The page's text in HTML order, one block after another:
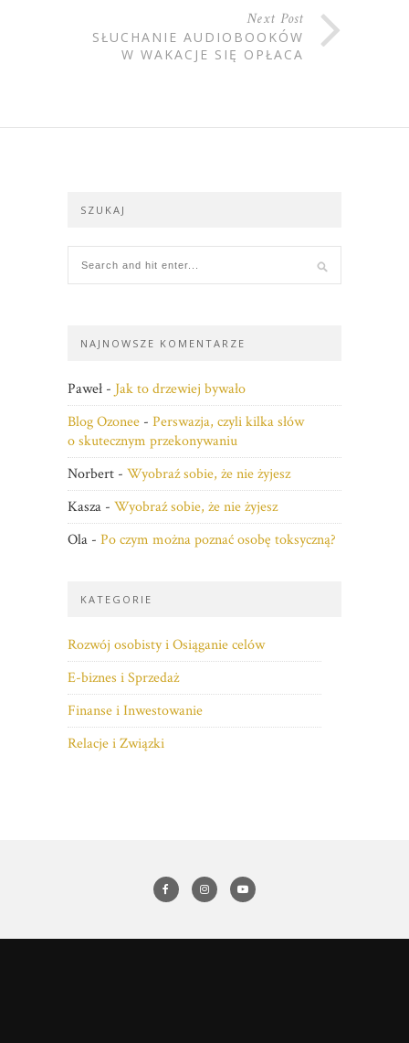
Next Post
SŁUCHANIE AUDIOBOOKÓW
W WAKACJE SIĘ OPŁACA
SZUKAJ
NAJNOWSZE KOMENTARZE
Paweł - Jak to drzewiej bywało
Blog Ozonee - Perswazja, czyli kilka słów
o skutecznym przekonywaniu
Norbert - Wyobraź sobie, że nie żyjesz
Kasza - Wyobraź sobie, że nie żyjesz
Ola - Po czym można poznać osobę toksyczną?
KATEGORIE
Rozwój osobisty i Osiąganie celów
E-biznes i Sprzedaż
Finanse i Inwestowanie
Relacje i Związki